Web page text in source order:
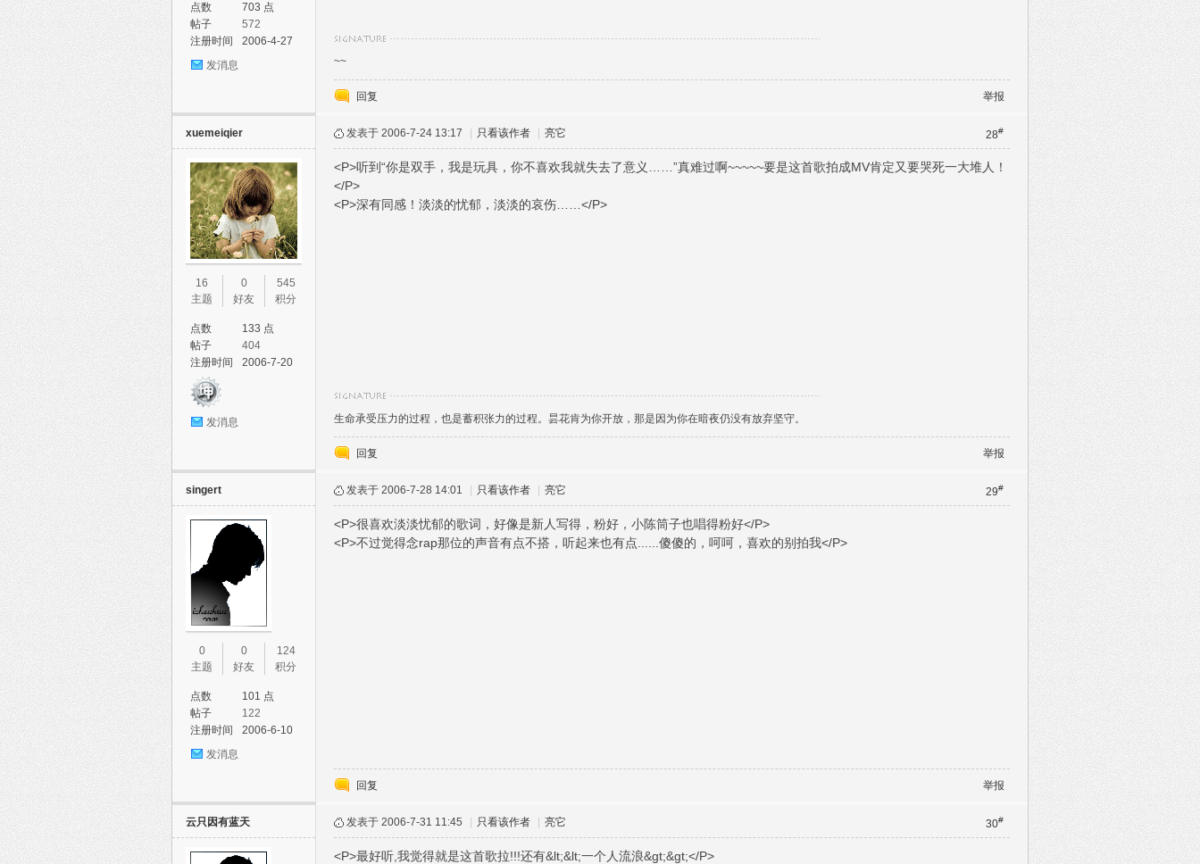
点数
703 点
帖子
572
注册时间
2006-4-27
发消息
~~
回复 举报
xuemeiqier
16
主题
0
好友
545
积分
点数
133 点
帖子
404
注册时间
2006-7-20
发消息
28#
发表于 2006-7-24 13:17 只看该作者 亮它
<P>听到“你是双手，我是玩具，你不喜欢我就失去了意义……”真难过啊~~~~~要是这首歌拍成MV肯定又要哭死一大堆人！
</P>
<P>深有同感！淡淡的忧郁，淡淡的哀伤……</P>
生命承受压力的过程，也是蓄积张力的过程。昙花肯为你开放，那是因为你在暗夜仍没有放弃坚守。
回复 举报
singert
0
主题
0
好友
124
积分
点数
101 点
帖子
122
注册时间
2006-6-10
发消息
29#
发表于 2006-7-28 14:01 只看该作者 亮它
<P>很喜欢淡淡忧郁的歌词，好像是新人写得，粉好，小陈筒子也唱得粉好</P>
<P>不过觉得念rap那位的声音有点不搭，听起来也有点......傻傻的，呵呵，喜欢的别拍我</P>
回复 举报
云只因有蓝天 30#
发表于 2006-7-31 11:45 只看该作者 亮它
<P>最好听,我觉得就是这首歌拉!!!还有&lt;&lt;一个人流浪&gt;&gt;</P>